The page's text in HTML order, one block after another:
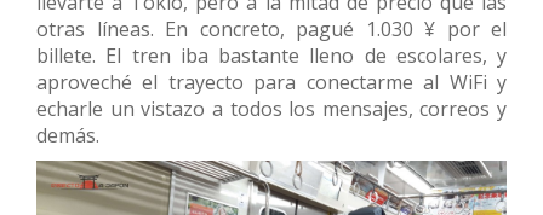
otras líneas. En concreto, pagué 1.030 ¥ por el
billete. El tren iba bastante lleno de escolares, y
aproveché el trayecto para conectarme al WiFi y
echarle un vistazo a todos los mensajes, correos y
demás.